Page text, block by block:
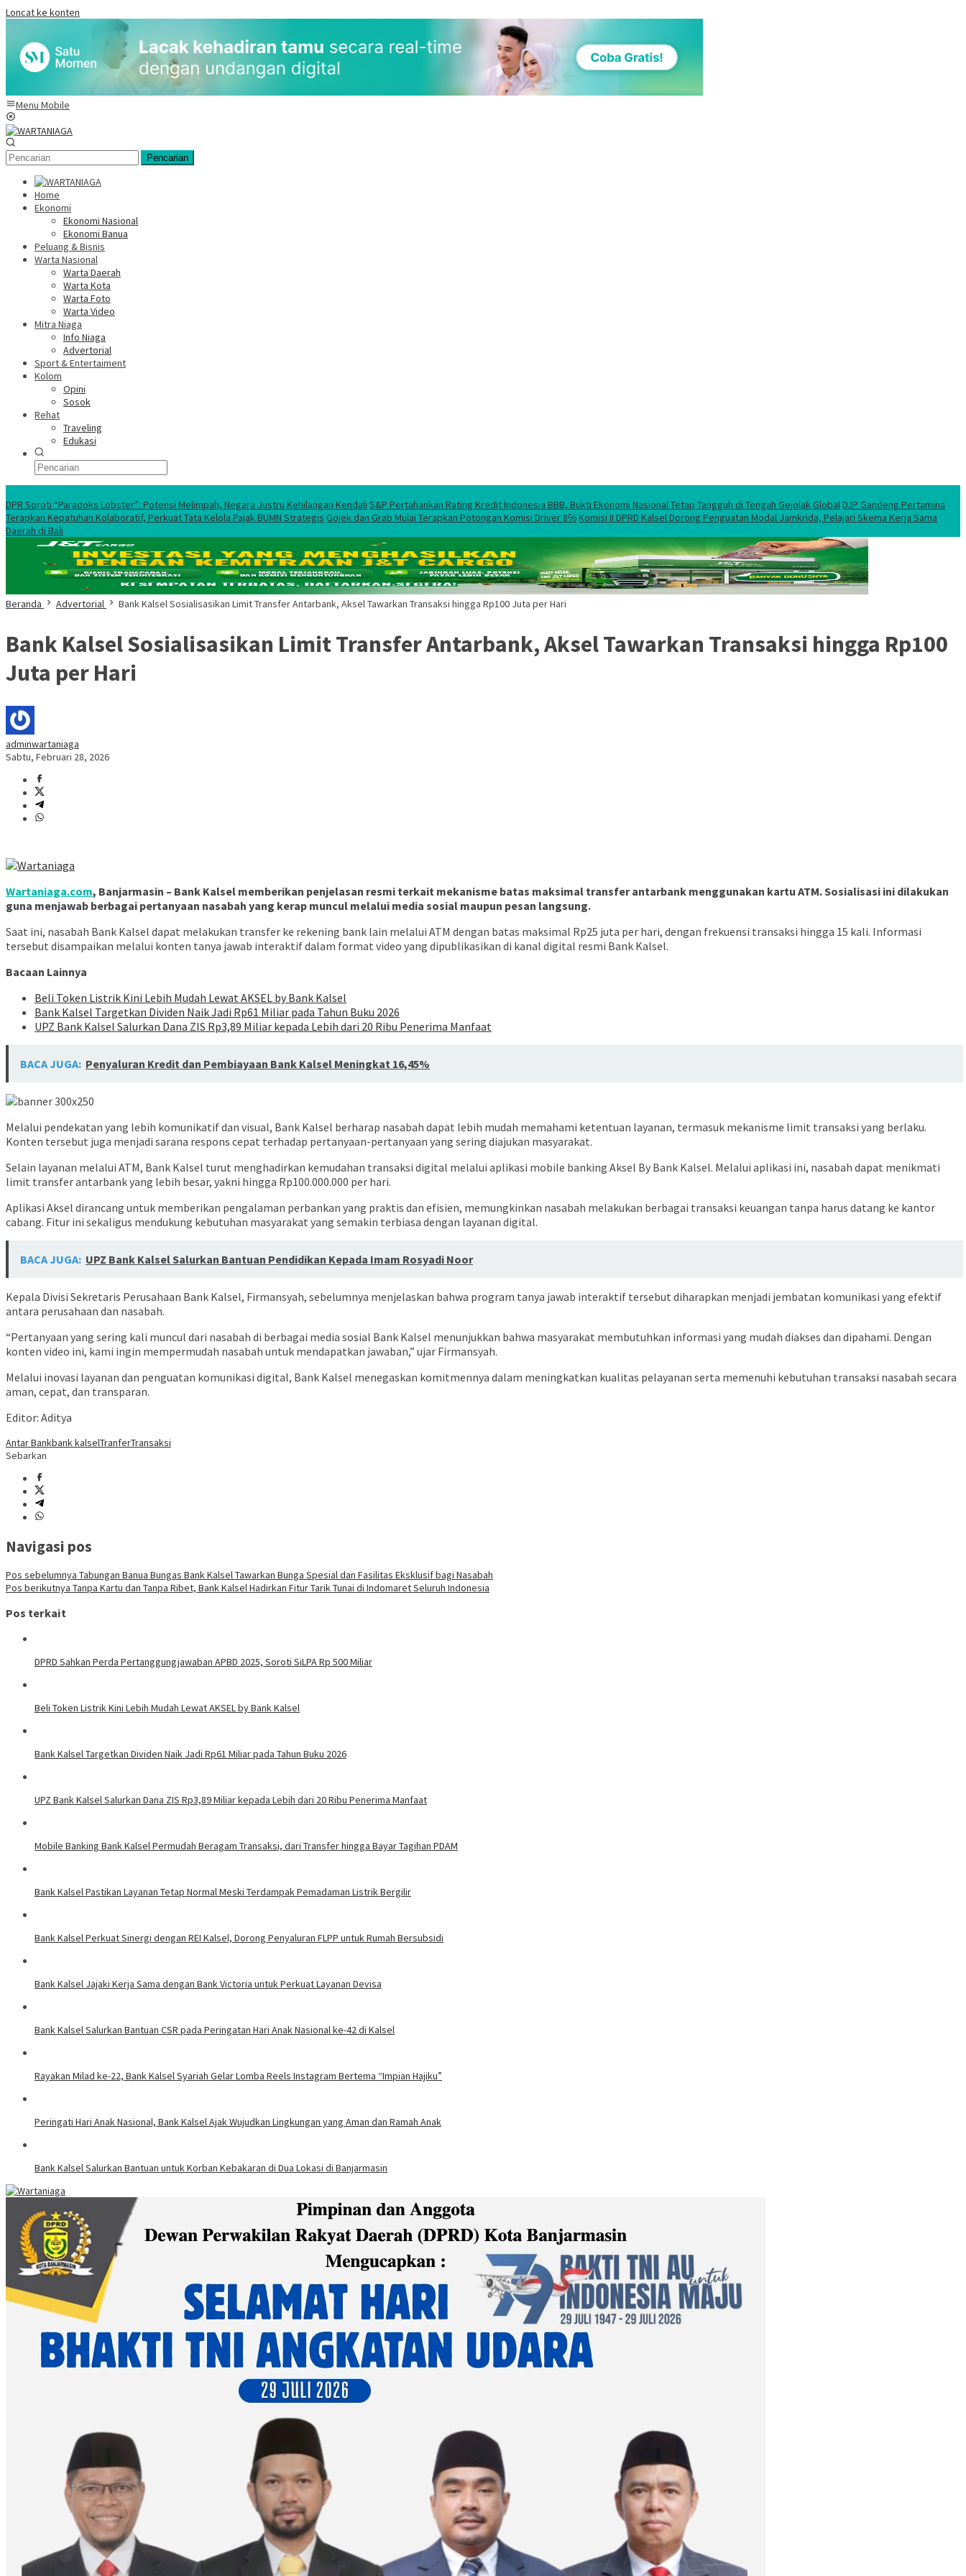
Loncat ke konten
Menu Mobile
Pencarian
Home
Ekonomi
Ekonomi Nasional
Ekonomi Banua
Peluang & Bisnis
Warta Nasional
Warta Daerah
Warta Kota
Warta Foto
Warta Video
Mitra Niaga
Info Niaga
Advertorial
Sport & Entertaiment
Kolom
Opini
Sosok
Rehat
Traveling
Edukasi
DPR Soroti “Paradoks Lobster”: Potensi Melimpah, Negara Justru Kehilangan Kendali S&P Pertahankan Rating Kredit Indonesia BBB, Bukti Ekonomi Nasional Tetap Tangguh di Tengah Gejolak GlobalDJP Gandeng Pertamina
Terapkan Kepatuhan Kolaboratif, Perkuat Tata Kelola Pajak BUMN Strategis Gojek dan Grab Mulai Terapkan Potongan Komisi Driver 8℅Komisi II DPRD Kalsel Dorong Penguatan Modal Jamkrida, Pelajari Skema Kerja Sama
Daerah di Bali
Beranda Advertorial Bank Kalsel Sosialisasikan Limit Transfer Antarbank, Aksel Tawarkan Transaksi hingga Rp100 Juta per Hari
Bank Kalsel Sosialisasikan Limit Transfer Antarbank, Aksel Tawarkan Transaksi hingga Rp100
Juta per Hari
adminwartaniaga
Sabtu, Februari 28, 2026
Wartaniaga.com, Banjarmasin – Bank Kalsel memberikan penjelasan resmi terkait mekanisme batas maksimal transfer antarbank menggunakan kartu ATM. Sosialisasi ini dilakukan
guna menjawab berbagai pertanyaan nasabah yang kerap muncul melalui media sosial maupun pesan langsung.
Saat ini, nasabah Bank Kalsel dapat melakukan transfer ke rekening bank lain melalui ATM dengan batas maksimal Rp25 juta per hari, dengan frekuensi transaksi hingga 15 kali. Informasi
tersebut disampaikan melalui konten tanya jawab interaktif dalam format video yang dipublikasikan di kanal digital resmi Bank Kalsel.
Bacaan Lainnya
Beli Token Listrik Kini Lebih Mudah Lewat AKSEL by Bank Kalsel
Bank Kalsel Targetkan Dividen Naik Jadi Rp61 Miliar pada Tahun Buku 2026
UPZ Bank Kalsel Salurkan Dana ZIS Rp3,89 Miliar kepada Lebih dari 20 Ribu Penerima Manfaat
BACA JUGA: Penyaluran Kredit dan Pembiayaan Bank Kalsel Meningkat 16,45%
Melalui pendekatan yang lebih komunikatif dan visual, Bank Kalsel berharap nasabah dapat lebih mudah memahami ketentuan layanan, termasuk mekanisme limit transaksi yang berlaku.
Konten tersebut juga menjadi sarana respons cepat terhadap pertanyaan-pertanyaan yang sering diajukan masyarakat.
Selain layanan melalui ATM, Bank Kalsel turut menghadirkan kemudahan transaksi digital melalui aplikasi mobile banking Aksel By Bank Kalsel. Melalui aplikasi ini, nasabah dapat menikmati
limit transfer antarbank yang lebih besar, yakni hingga Rp100.000.000 per hari.
Aplikasi Aksel dirancang untuk memberikan pengalaman perbankan yang praktis dan efisien, memungkinkan nasabah melakukan berbagai transaksi keuangan tanpa harus datang ke kantor
cabang. Fitur ini sekaligus mendukung kebutuhan masyarakat yang semakin terbiasa dengan layanan digital.
BACA JUGA: UPZ Bank Kalsel Salurkan Bantuan Pendidikan Kepada Imam Rosyadi Noor
Kepala Divisi Sekretaris Perusahaan Bank Kalsel, Firmansyah, sebelumnya menjelaskan bahwa program tanya jawab interaktif tersebut diharapkan menjadi jembatan komunikasi yang efektif
antara perusahaan dan nasabah.
“Pertanyaan yang sering kali muncul dari nasabah di berbagai media sosial Bank Kalsel menunjukkan bahwa masyarakat membutuhkan informasi yang mudah diakses dan dipahami. Dengan
konten video ini, kami ingin mempermudah nasabah untuk mendapatkan jawaban,” ujar Firmansyah.
Melalui inovasi layanan dan penguatan komunikasi digital, Bank Kalsel menegaskan komitmennya dalam meningkatkan kualitas pelayanan serta memenuhi kebutuhan transaksi nasabah secara
aman, cepat, dan transparan.
Editor: Aditya
Antar Bankbank kalselTranferTransaksi
Sebarkan
Navigasi pos
Pos sebelumnya Tabungan Banua Bungas Bank Kalsel Tawarkan Bunga Spesial dan Fasilitas Eksklusif bagi Nasabah
Pos berikutnya Tanpa Kartu dan Tanpa Ribet, Bank Kalsel Hadirkan Fitur Tarik Tunai di Indomaret Seluruh Indonesia
Pos terkait
DPRD Sahkan Perda Pertanggungjawaban APBD 2025, Soroti SiLPA Rp 500 Miliar
Beli Token Listrik Kini Lebih Mudah Lewat AKSEL by Bank Kalsel
Bank Kalsel Targetkan Dividen Naik Jadi Rp61 Miliar pada Tahun Buku 2026
UPZ Bank Kalsel Salurkan Dana ZIS Rp3,89 Miliar kepada Lebih dari 20 Ribu Penerima Manfaat
Mobile Banking Bank Kalsel Permudah Beragam Transaksi, dari Transfer hingga Bayar Tagihan PDAM
Bank Kalsel Pastikan Layanan Tetap Normal Meski Terdampak Pemadaman Listrik Bergilir
Bank Kalsel Perkuat Sinergi dengan REI Kalsel, Dorong Penyaluran FLPP untuk Rumah Bersubsidi
Bank Kalsel Jajaki Kerja Sama dengan Bank Victoria untuk Perkuat Layanan Devisa
Bank Kalsel Salurkan Bantuan CSR pada Peringatan Hari Anak Nasional ke-42 di Kalsel
Rayakan Milad ke-22, Bank Kalsel Syariah Gelar Lomba Reels Instagram Bertema “Impian Hajiku”
Peringati Hari Anak Nasional, Bank Kalsel Ajak Wujudkan Lingkungan yang Aman dan Ramah Anak
Bank Kalsel Salurkan Bantuan untuk Korban Kebakaran di Dua Lokasi di Banjarmasin